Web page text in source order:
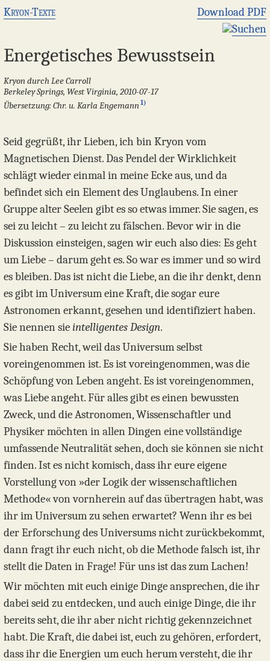
Kryon-Texte
Download PDF
Suchen
Energetisches Bewusstsein
Kryon durch Lee Carroll
Berkeley Springs, West Virginia, 2010-07-17
Übersetzung: Chr. u. Karla Engemann1)
Seid gegrüßt, ihr Lieben, ich bin Kryon vom
Magnetischen Dienst. Das Pendel der Wirklichkeit
schlägt wieder einmal in meine Ecke aus, und da
befindet sich ein Element des Unglaubens. In einer
Gruppe alter Seelen gibt es so etwas immer. Sie sagen, es
sei zu leicht – zu leicht zu fälschen. Bevor wir in die
Diskussion einsteigen, sagen wir euch also dies: Es geht
um Liebe – darum geht es. So war es immer und so wird
es bleiben. Das ist nicht die Liebe, an die ihr denkt, denn
es gibt im Universum eine Kraft, die sogar eure
Astronomen erkannt, gesehen und identifiziert haben.
Sie nennen sieintelligentes Design.
Sie haben Recht, weil das Universum selbst
voreingenommen ist. Es ist voreingenommen, was die
Schöpfung von Leben angeht. Es ist voreingenommen,
was Liebe angeht. Für alles gibt es einen bewussten
Zweck, und die Astronomen, Wissenschaftler und
Physiker möchten in allen Dingen eine vollständige
umfassende Neutralität sehen, doch sie können sie nicht
finden. Ist es nicht komisch, dass ihr eure eigene
Vorstellung von »der Logik der wissenschaftlichen
Methode« von vornherein auf das übertragen habt, was
ihr im Universum zu sehen erwartet? Wenn ihr es bei
der Erforschung des Universums nicht zurückbekommt,
dann fragt ihr euch nicht, ob die Methode falsch ist, ihr
stellt die Daten in Frage! Für uns ist das zum Lachen!
Wir möchten mit euch einige Dinge ansprechen, die ihr
dabei seid zu entdecken, und auch einige Dinge, die ihr
bereits seht, die ihr aber nicht richtig gekennzeichnet
habt. Die Kraft, die dabei ist, euch zu gehören, erfordert,
dass ihr die Energien um euch herum versteht, die ihr